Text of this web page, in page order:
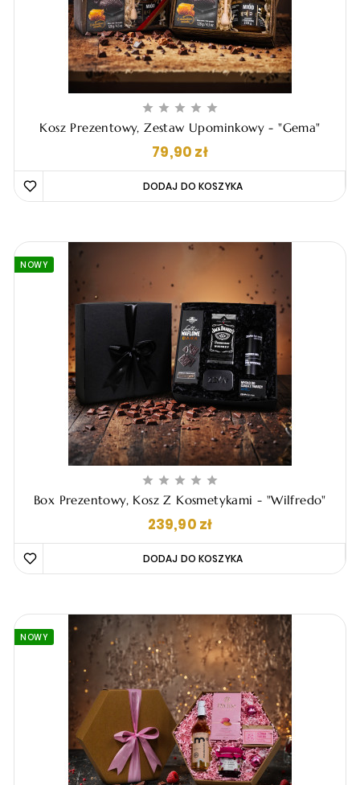
    
Kosz Prezentowy, Zestaw Upominkowy - "Gema"
79,90 złCena
NOWY
    
Box Prezentowy, Kosz Z Kosmetykami - "Wilfredo"
239,90 złCena
NOWY